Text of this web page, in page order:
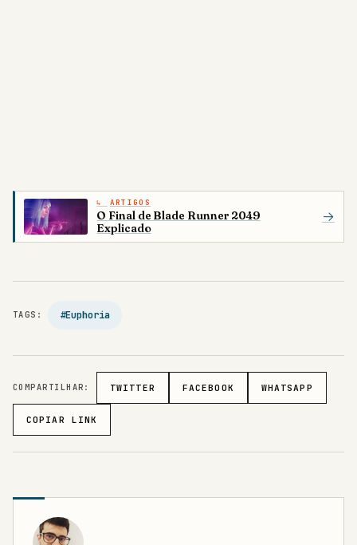
ARTIGOS
O Final de Blade Runner 2049
Explicado
→
TAGS: #Euphoria
COMPARTILHAR: TWITTER FACEBOOK WHATSAPP
COPIAR LINK